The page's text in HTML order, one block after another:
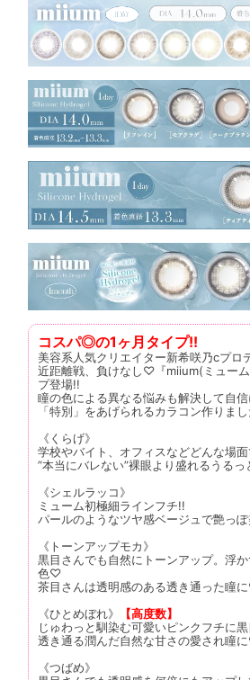
コスパ◎の1ヶ月タイプ!!
美容系人気クリエイター新希咲乃cプロ
近距離戦、負けなし♡『miium(ミュー
プ登場!!
瞳の色による異なる悩みも解決して自
「特別」をあげられるカラコン作りま
《くらげ》
学校やバイト、オフィスなどどんな場
”本当にバレない”裸眼より盛れるうる
《シェルラッコ》
ミューム初極細ラインフチ!!
パールのようなツヤ感ベージュで艶っ
《トーンアップモカ》
黒目さんでも自然にトーンアップ。浮
色♡
茶目さんは透明感のある透き通った瞳
《ひとめぼれ》
【高度数】
じゅわっと馴染む可愛いピンクフチに
透き通る潤んだ自然な甘さの愛され瞳
《つばめ》